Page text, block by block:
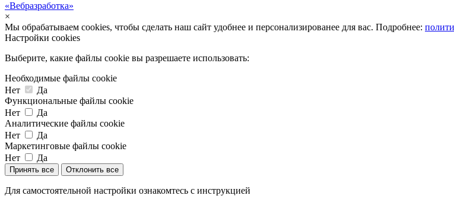
«Вебразработка»
×
Мы обрабатываем cookies, чтобы сделать наш сайт удобнее и персонализированее для вас. Подробнее:
Настройки cookies
Выберите, какие файлы cookie вы разрешаете использовать:
Необходимые файлы cookie
Нет
Да
Функциональные файлы cookie
Нет
Да
Аналитические файлы cookie
Нет
Да
Маркетинговые файлы cookie
Нет
Да
Принять все Отклонить все
Для самостоятельной настройки ознакомтесь с инструкцией